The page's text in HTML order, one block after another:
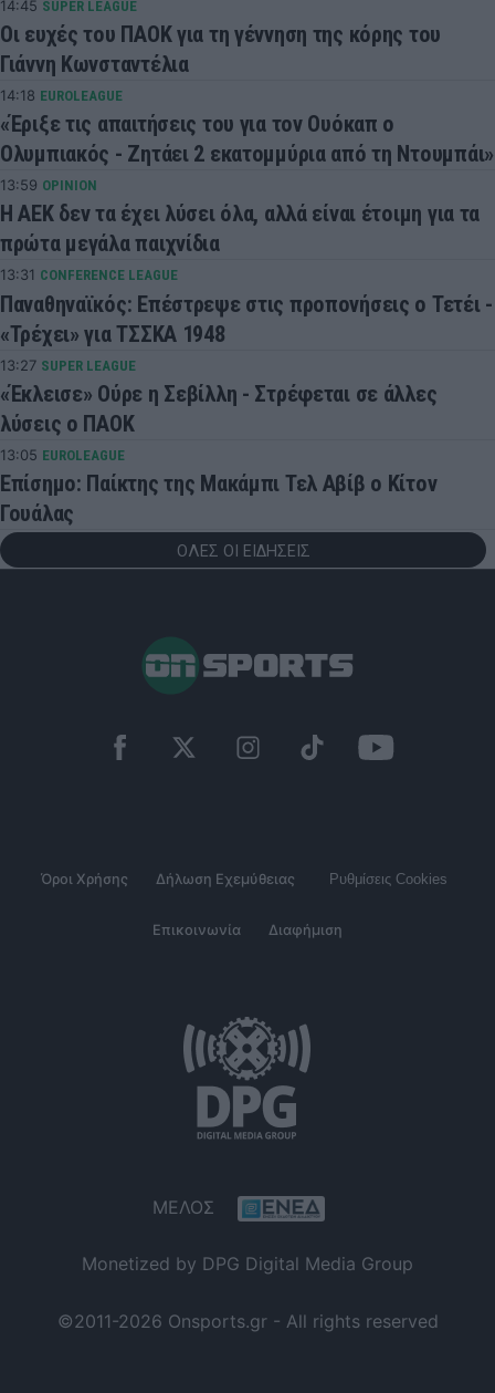
14:45 SUPER LEAGUE
Οι ευχές του ΠΑΟΚ για τη γέννηση της κόρης του
Γιάννη Κωνσταντέλια
14:18 EUROLEAGUE
«Έριξε τις απαιτήσεις του για τον Ουόκαπ ο
Ολυμπιακός - Ζητάει 2 εκατομμύρια από τη Ντουμπάι»
13:59 OPINION
Η ΑΕΚ δεν τα έχει λύσει όλα, αλλά είναι έτοιμη για τα
πρώτα μεγάλα παιχνίδια
13:31 CONFERENCE LEAGUE
Παναθηναϊκός: Επέστρεψε στις προπονήσεις ο Τετέι -
«Τρέχει» για ΤΣΣΚΑ 1948
13:27 SUPER LEAGUE
«Έκλεισε» Ούρε η Σεβίλλη - Στρέφεται σε άλλες
λύσεις ο ΠΑΟΚ
13:05 EUROLEAGUE
Επίσημο: Παίκτης της Μακάμπι Τελ Αβίβ ο Κίτον
Γουάλας
ΟΛΕΣ ΟΙ ΕΙΔΗΣΕΙΣ
Όροι Χρήσης Δήλωση Εχεμύθειας Ρυθμίσεις Cookies
Επικοινωνία Διαφήμιση
ΜΕΛΟΣ
Monetized by DPG Digital Media Group
©2011-2026 Onsports.gr - All rights reserved